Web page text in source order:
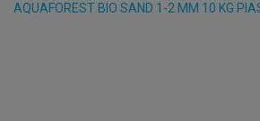
AQUAFOREST BIO SAND 1-2 MM 10 KG